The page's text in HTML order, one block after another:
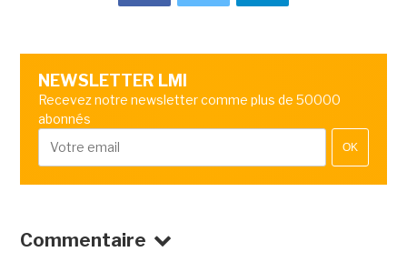
NEWSLETTER LMI
Recevez notre newsletter comme plus de 50000
abonnés
OK
Commentaire